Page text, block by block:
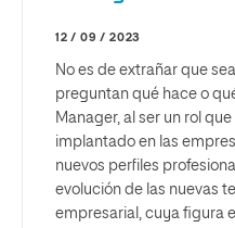
12 / 09 / 2023
No es de extrañar que
preguntan qué hace o
Manager, al ser un rol
implantado en las
nuevos perfiles
evolución de las nuevas
empresarial, cuya figura